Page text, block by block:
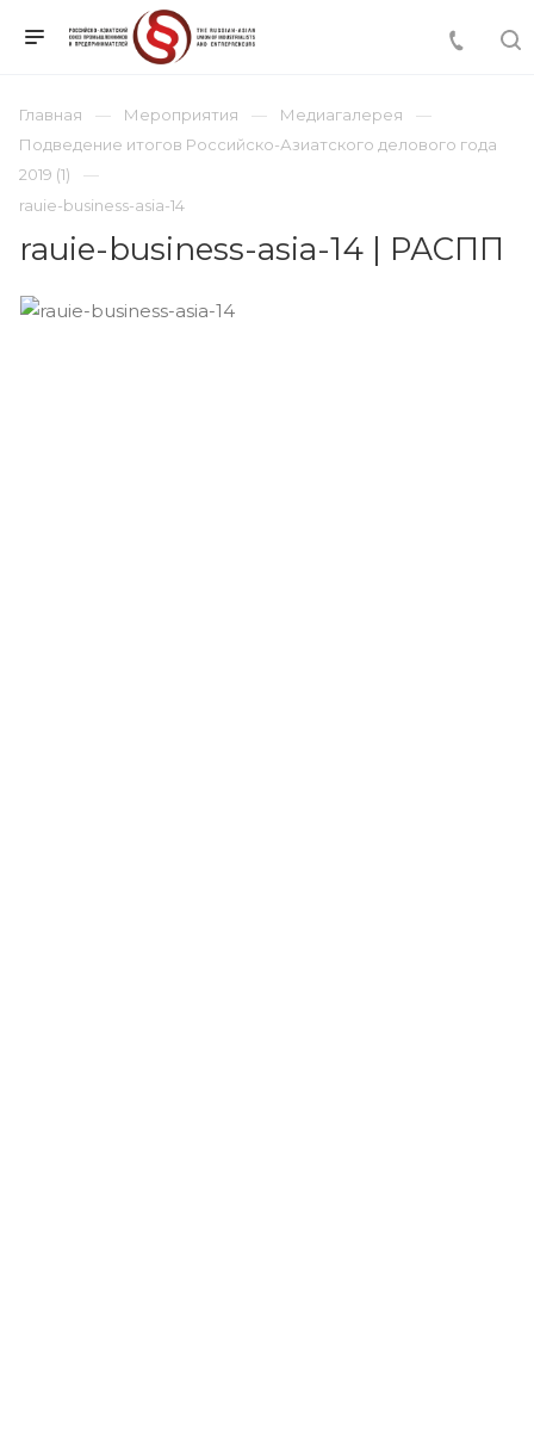
Главная Мероприятия
Медиагалерея
Подведение итогов Российско-Азиатского делового года
2019 (1)
rauie-business-asia-14
rauie-business-asia-14 | РАСПП